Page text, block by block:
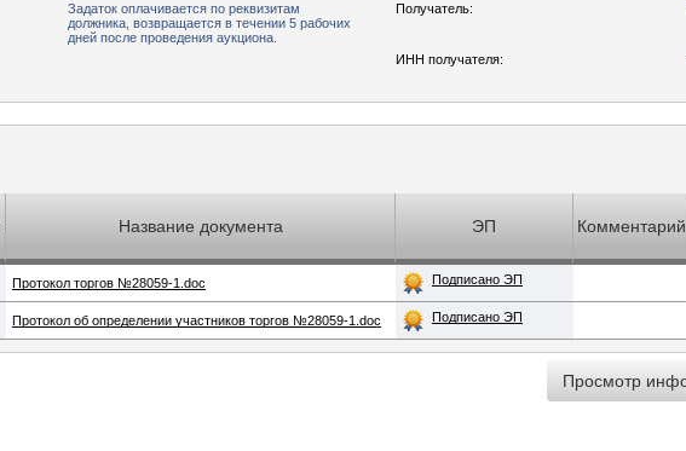
Задаток оплачивается по реквизитам
должника, возвращается в течении 5 рабочих
дней после проведения аукциона.
Получатель:
ИНН получателя:
Название документа ЭП Комментарий
Протокол торгов №28059-1.doc Подписано ЭП
Протокол об определении участников торгов №28059-1.doc Подписано ЭП